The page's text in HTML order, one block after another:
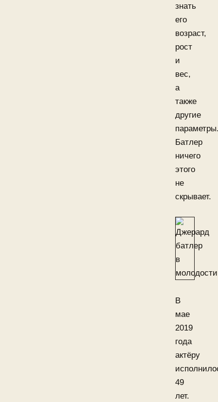
знать
его
возраст,
рост
и
вес,
а
также
другие
Батлер
ничего
этого
не
скрывает.
В
мае
2019
года
актёру
49
лет.